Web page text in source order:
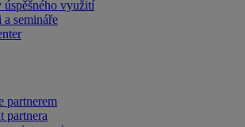
úspěšného využití
semináře
partnerem
partnera